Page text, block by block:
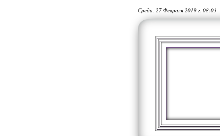
Среда, 27 Февраля 2019 г. 08:03